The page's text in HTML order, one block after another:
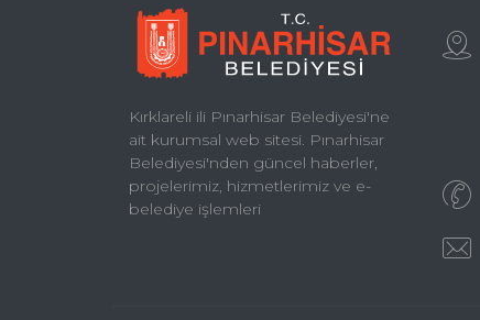
Kırklareli ili Pınarhisar Belediyesi'ne
ait kurumsal web sitesi. Pınarhisar
Belediyesi'nden güncel haberler,
projelerimiz, hizmetlerimiz ve e-
belediye işlemleri